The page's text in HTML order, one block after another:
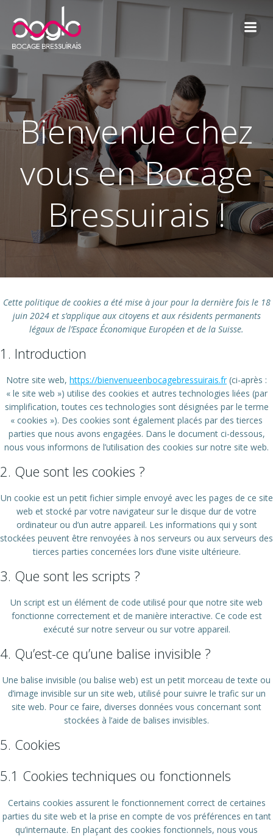
Aller
Bienvenue chez
vous en Bocage
Bressuirais !
Cette politique de cookies a été mise à jour pour la dernière fois le 18
juin 2024 et s’applique aux citoyens et aux résidents permanents
légaux de l’Espace Économique Européen et de la Suisse.
1. Introduction
Notre site web, https://bienvenueenbocagebressuirais.fr(ci-après :
« le site web ») utilise des cookies et autres technologies liées (par
simplification, toutes ces technologies sont désignées par le terme
« cookies »). Des cookies sont également placés par des tierces
parties que nous avons engagées. Dans le document ci-dessous,
nous vous informons de l’utilisation des cookies sur notre site web.
2. Que sont les cookies ?
Un cookie est un petit fichier simple envoyé avec les pages de ce site
web et stocké par votre navigateur sur le disque dur de votre
ordinateur ou d’un autre appareil. Les informations qui y sont
stockées peuvent être renvoyées à nos serveurs ou aux serveurs des
tierces parties concernées lors d’une visite ultérieure.
3. Que sont les scripts ?
Un script est un élément de code utilisé pour que notre site web
fonctionne correctement et de manière interactive. Ce code est
exécuté sur notre serveur ou sur votre appareil.
4. Qu’est-ce qu’une balise invisible ?
Une balise invisible (ou balise web) est un petit morceau de texte ou
d’image invisible sur un site web, utilisé pour suivre le trafic sur un
site web. Pour ce faire, diverses données vous concernant sont
stockées à l’aide de balises invisibles.
5. Cookies
5.1 Cookies techniques ou fonctionnels
Certains cookies assurent le fonctionnement correct de certaines
parties du site web et la prise en compte de vos préférences en tant
qu’internaute. En plaçant des cookies fonctionnels, nous vous